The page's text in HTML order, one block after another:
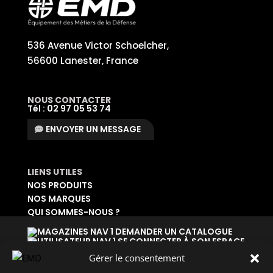
Gérer le consentement
536 Avenue Victor Schoelcher,
56600 Lanester, France
NOUS CONTACTER
Tél : 02 97 05 53 74
ENVOYER UN MESSAGE
LIENS UTILES
NOS PRODUITS
NOS MARQUES
QUI SOMMES-NOUS ?
DEMANDER UN CATALOGUE
SE CONNECTER À SON ESPACE
DEMANDER UN ACCÈS ADMINISTRATIF